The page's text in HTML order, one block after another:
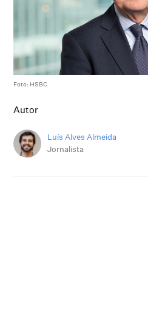
Foto: HSBC
Autor
Luís Alves Almeida
Jornalista